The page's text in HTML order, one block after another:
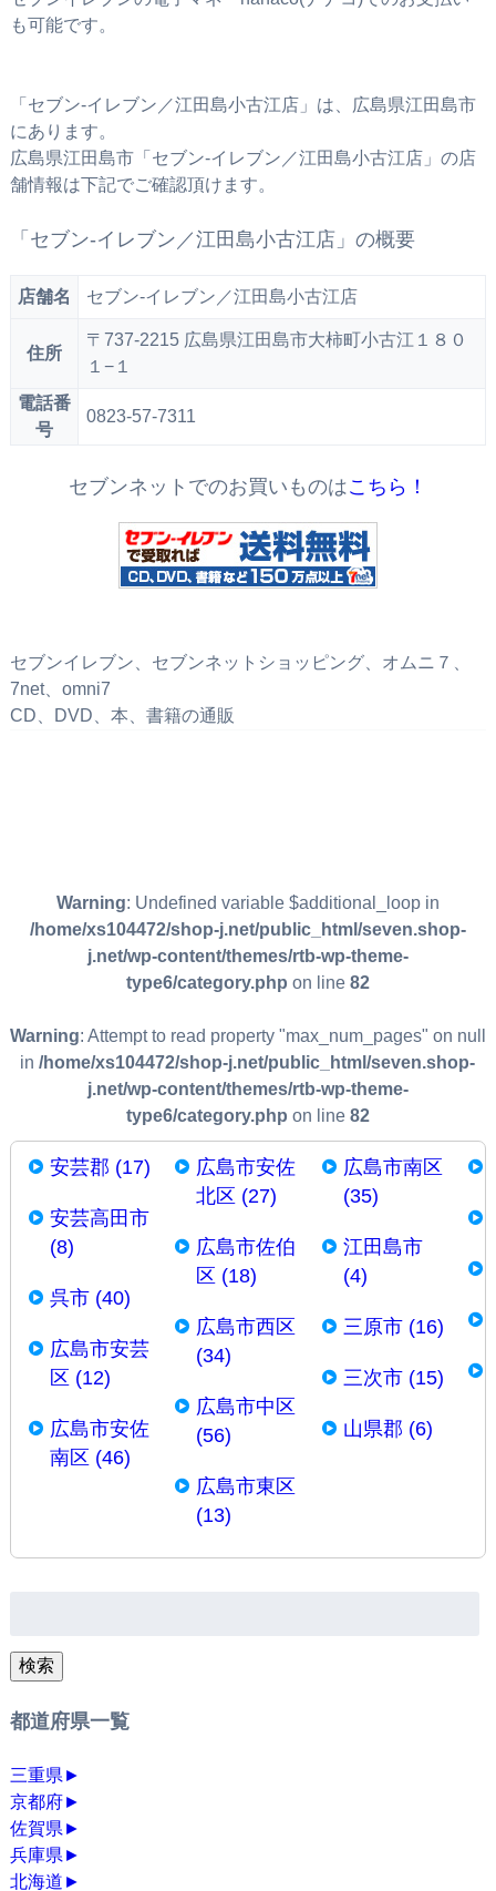
も可能です。
「セブン‐イレブン／江田島小古江店」は、広島県江田島市
にあります。
広島県江田島市「セブン‐イレブン／江田島小古江店」の店
舗情報は下記でご確認頂けます。
「セブン‐イレブン／江田島小古江店」の概要
店舗名 セブン‐イレブン／江田島小古江店
住所
〒737-2215 広島県江田島市大柿町小古江１８０
１−１
電話番
号
0823-57-7311
セブンネットでのお買いものはこちら！
セブンイレブン、セブンネットショッピング、オムニ７、
7net、omni7
CD、DVD、本、書籍の通販
Warning: Undefined variable $additional_loop in
/home/xs104472/shop-j.net/public_html/seven.shop-
j.net/wp-content/themes/rtb-wp-theme-
type6/category.php on line 82
Warning: Attempt to read property "max_num_pages" on null
in/home/xs104472/shop-j.net/public_html/seven.shop-
j.net/wp-content/themes/rtb-wp-theme-
type6/category.php on line 82
安芸郡 (17)
安芸高田市
(8)
呉市 (40)
広島市安芸
区 (12)
広島市安佐
南区 (46)
広島市安佐
北区 (27)
広島市佐伯
区 (18)
広島市西区
(34)
広島市中区
(56)
広島市東区
(13)
広島市南区
(35)
江田島市
(4)
三原市 (16)
三次市 (15)
山県郡 (6)
検索
都道府県一覧
三重県 ►
京都府►
佐賀県 ►
兵庫県 ►
北海道 ►